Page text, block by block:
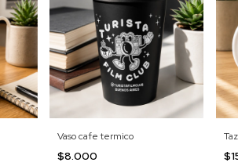
Vaso cafe termico
$8.000